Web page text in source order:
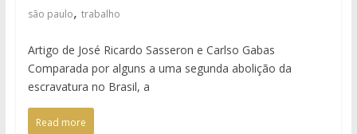
são paulo, trabalho
Artigo de José Ricardo Sasseron e Carlso Gabas
Comparada por alguns a uma segunda abolição da
escravatura no Brasil, a
Read more